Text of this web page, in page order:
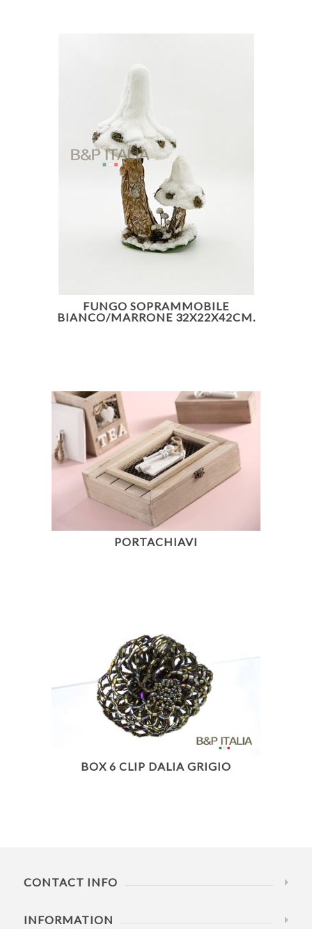
FUNGO SOPRAMMOBILE
BIANCO/MARRONE 32X22X42CM.
PORTACHIAVI
BOX 6 CLIP DALIA GRIGIO
CONTACT INFO
INFORMATION